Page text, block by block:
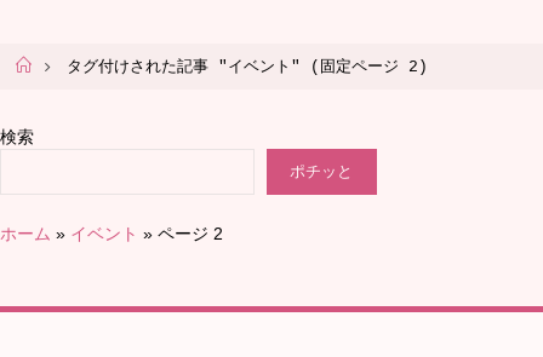
ホ
タグ付けされた記事 "イベント" (固定ページ 2)
検索
ポチッと
ホーム » イベント » ページ 2